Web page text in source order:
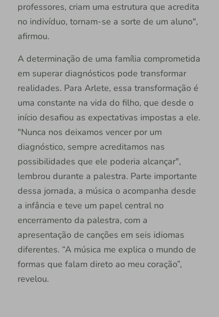
professores, criam uma estrutura que acredita
no indivíduo, tornam-se a sorte de um aluno",
afirmou.
A determinação de uma família comprometida
em superar diagnósticos pode transformar
realidades. Para Arlete, essa transformação é
uma constante na vida do filho, que desde o
início desafiou as expectativas impostas a ele.
"Nunca nos deixamos vencer por um
diagnóstico, sempre acreditamos nas
possibilidades que ele poderia alcançar",
lembrou durante a palestra. Parte importante
dessa jornada, a música o acompanha desde
a infância e teve um papel central no
encerramento da palestra, com a
apresentação de canções em seis idiomas
diferentes. “A música me explica o mundo de
formas que falam direto ao meu coração”,
revelou.